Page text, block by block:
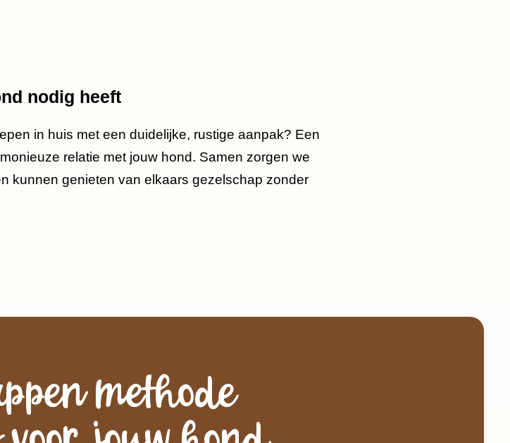
nodig heeft
in huis met een duidelijke, rustige aanpak? Een
relatie met jouw hond. Samen zorgen we
kunnen genieten van elkaars gezelschap zonder
methode